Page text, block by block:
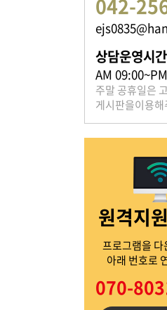
족보 자료실
은진송씨의 족보를 확인하실
은진송씨의 전달 사항을
042-
상담운영시간
AM
주말 공휴일은
게시판을이용
원격지
프로그램을 다
아래 번호로
070-